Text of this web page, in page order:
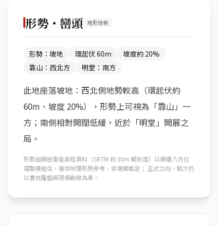
形勢・巒頭 地形分析
形勢：坡地 環起伏 60m
坡度約 20%
靠山：西北方
明堂：南方
此地座落坡地：西北側地勢較高（環起伏約
60m、坡度 20%），形勢上可視為「靠山」一
方；南側相對開闊低緩，近於「明堂」開展之
局。
形勢由開放衛星高程資料（SRTM 約 30m 解析度）以周邊八方位
環取樣粗估，僅供地理形勢參考、非堪輿鑑定； 正式立向、點穴仍
以實地羅盤與現場勘察為準。